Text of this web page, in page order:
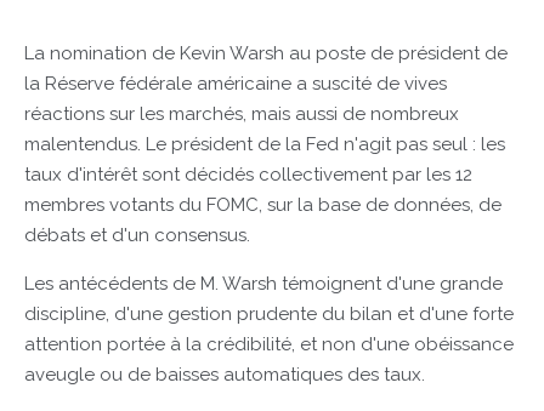
La nomination de Kevin Warsh au poste de président de
la Réserve fédérale américaine a suscité de vives
réactions sur les marchés, mais aussi de nombreux
malentendus. Le président de la Fed n'agit pas seul : les
taux d'intérêt sont décidés collectivement par les 12
membres votants du FOMC, sur la base de données, de
débats et d'un consensus.
Les antécédents de M. Warsh témoignent d'une grande
discipline, d'une gestion prudente du bilan et d'une forte
attention portée à la crédibilité, et non d'une obéissance
aveugle ou de baisses automatiques des taux.